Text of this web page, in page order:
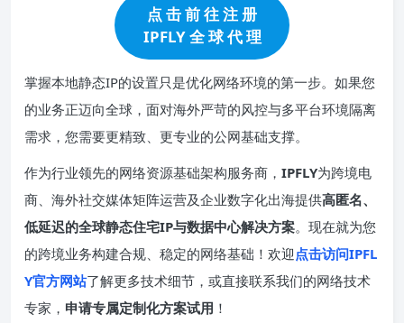
点 击 前 往 注 册
IPFLY 全 球 代 理
掌握本地静态IP的设置只是优化网络环境的第一步。如果您
的业务正迈向全球，面对海外严苛的风控与多平台环境隔离
需求，您需要更精致、更专业的公网基础支撑。
作为行业领先的网络资源基础架构服务商， IPFLY为跨境电
商、海外社交媒体矩阵运营及企业数字化出海提供高匿名、
低延迟的全球静态住宅IP与数据中心解决方案。现在就为您
的跨境业务构建合规、稳定的网络基础！欢迎点击访问IPFL
Y官方网站了解更多技术细节，或直接联系我们的网络技术
专家， 申请专属定制化方案试用 ！